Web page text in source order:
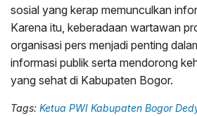
sosial yang kerap memunculkan
Karena itu, keberadaan wartawan
organisasi pers menjadi penting
informasi publik serta mendorong
yang sehat di Kabupaten Bogor.
Tags: Ketua PWI Kabupaten Bogor